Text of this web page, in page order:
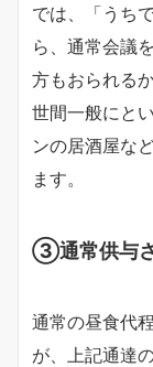
では、「うち
ら、通常会議
方もおられる
世間一般にと
ンの居酒屋な
ます。
③通常供与さ
通常の昼食代
が、上記通達